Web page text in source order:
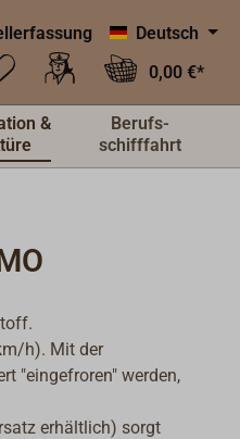
Deutsch
0,00 €*
&
Berufs-
schifffahrt
h). Mit der
"eingefroren" werden,
erhältlich) sorgt